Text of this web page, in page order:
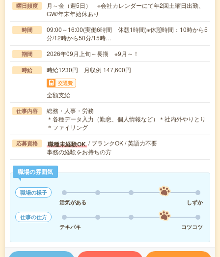
曜日頻度
月～金（週5日） ※会社カレンダーにて年2回土曜日出勤、
GW/年末年始休あり
時間
09:00～16:00(実働6時間 休憩1時間)※休憩時間：10時から5
分/12時から50分/15時…
期間 2026年09月上旬～長期 ※9月～！
時給 時給1230円 月収例 147,600円
交通費
全額支給
仕事内容
総務・人事・労務
＊各種データ入力（勤怠、個人情報など）＊社内外やりとり
＊ファイリング
応募資格 職種未経験OK / ブランクOK / 英語力不要
事務の経験をお持ちの方
職場の雰囲気
職場の様子
活気がある
しずか
仕事の仕方
テキパキ
コツコツ